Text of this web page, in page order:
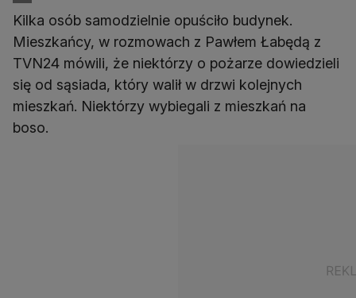
Kilka osób samodzielnie opuściło budynek.
Mieszkańcy, w rozmowach z Pawłem Łabędą z
TVN24 mówili, że niektórzy o pożarze dowiedzieli
się od sąsiada, który walił w drzwi kolejnych
mieszkań. Niektórzy wybiegali z mieszkań na
boso.